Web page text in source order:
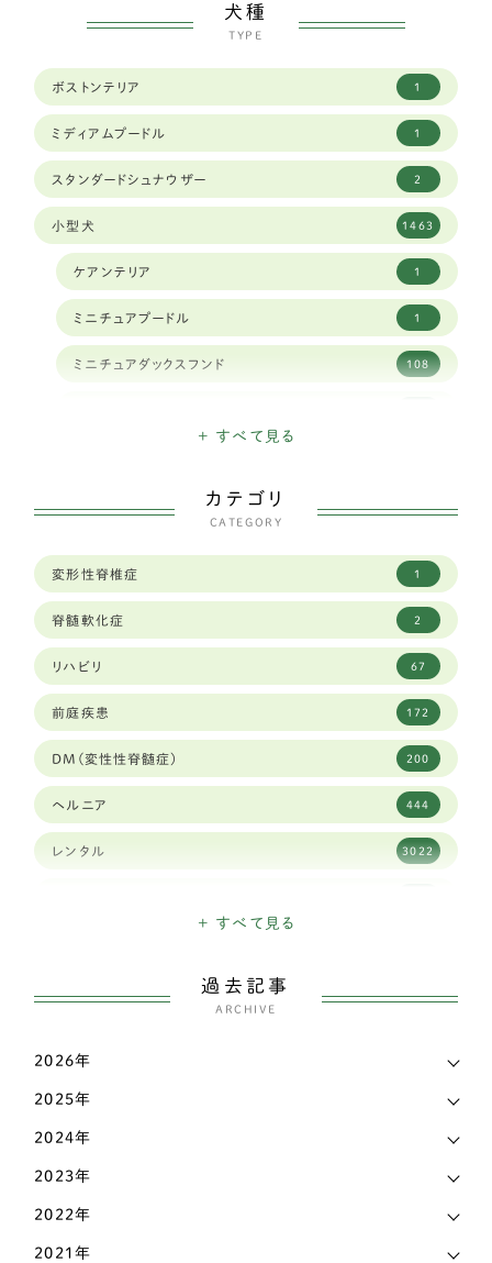
犬種
TYPE
ボストンテリア 1
ミディアムプードル 1
スタンダードシュナウザー 2
小型犬 1463
ケアンテリア 1
ミニチュアプードル 1
ミニチュアダックスフンド 108
イタリアングレイハウンド
トイフォックステリア 1
カニヘンダックスフンド 7
豆柴犬 30
ブリュッセルグリフォン 1
キャバリア 59
シーズー 84
チャイニーズ・クレステッド・ドッグ
チワワ
ティーカッププードル
トイプードル
+ すべて見る
カテゴリ
CATEGORY
変形性脊椎症 1
脊髄軟化症 2
リハビリ 67
前庭疾患 172
DM(変性性脊髄症) 200
ヘルニア 444
レンタル 3022
マメ知識
認知症
その他
+ すべて見る
過去記事
ARCHIVE
2026年
2025年
2024年
2023年
2022年
2021年